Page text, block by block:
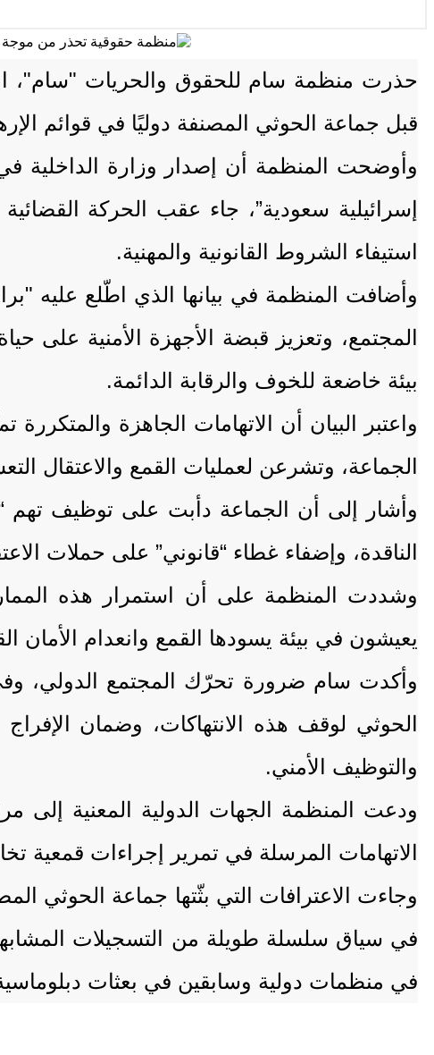
قبل جماعة الحوثي المصنفة دوليًا في قوائم
وأوضحت المنظمة أن إصدار وزارة الداخلية
إسرائيلية سعودية”، جاء عقب الحركة
استيفاء الشروط القانونية والمهنية.
وأضافت المنظمة في بيانها الذي اطّلع عليه
المجتمع، وتعزيز قبضة الأجهزة الأمنية على
بيئة خاضعة للخوف والرقابة الدائمة.
واعتبر البيان أن الاتهامات الجاهزة
الجماعة، وتشرعن لعمليات القمع والاعتقال
وأشار إلى أن الجماعة دأبت على توظيف تهم
الناقدة، وإضفاء غطاء “قانوني” على حملات
وشددت المنظمة على أن استمرار هذه
يعيشون في بيئة يسودها القمع وانعدام الأمان
وأكدت سام ضرورة تحرّك المجتمع الدولي،
الحوثي لوقف هذه الانتهاكات، وضمان
والتوظيف الأمني.
ودعت المنظمة الجهات الدولية المعنية إلى
الاتهامات المرسلة في تمرير إجراءات قمعية
وجاءت الاعترافات التي بثّتها جماعة الحوثي
في سياق سلسلة طويلة من التسجيلات
في منظمات دولية وسابقين في بعثات